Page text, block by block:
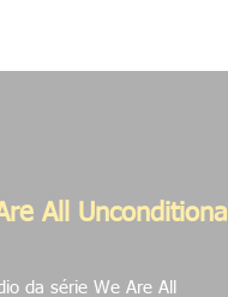
All Unconditional
da série We Are All